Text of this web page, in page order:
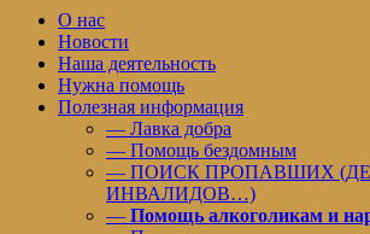
О нас
Новости
Наша деятельность
Нужна помощь
Полезная информация
— Лавка добра
— Помощь бездомным
— ПОИСК ПРОПАВШИХ
ИНВАЛИДОВ…)
— Помощь алкоголикам и